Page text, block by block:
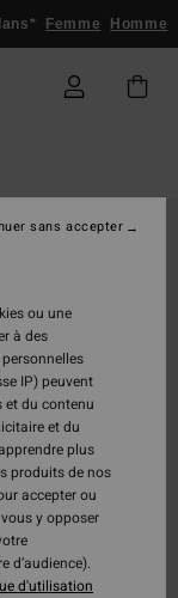
Femme Homme
ou une
à des
IP) peuvent
et du contenu
et du
plus
produits de nos
accepter ou
y opposer
d’audience).
d'utilisation
sans accepter